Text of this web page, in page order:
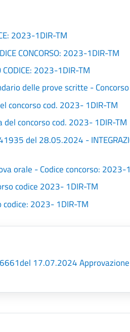
2023-1DIR-TM
CONCORSO: 2023-1DIR-TM
2023-1DIR-TM
delle prove scritte -
concorso cod. 2023- 1DIR-TM
concorso cod. 2023- 1DIR-TM
del 28.05.2024 -
orale - Codice concorso: 2023-
codice 2023- 1DIR-TM
2023- 1DIR-TM
17.07.2024 Approvazione